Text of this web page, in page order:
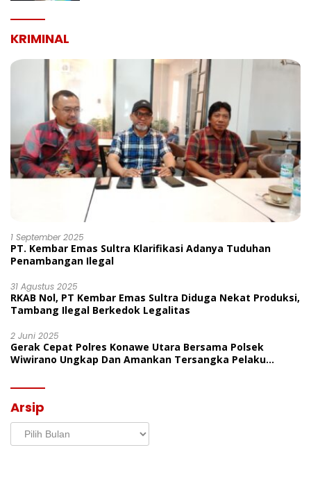
KRIMINAL
1 September 2025
PT. Kembar Emas Sultra Klarifikasi Adanya Tuduhan
Penambangan Ilegal
31 Agustus 2025
RKAB Nol, PT Kembar Emas Sultra Diduga Nekat Produksi,
Tambang Ilegal Berkedok Legalitas
2 Juni 2025
Gerak Cepat Polres Konawe Utara Bersama Polsek
Wiwirano Ungkap Dan Amankan Tersangka Pelaku
Arsip
Arsip